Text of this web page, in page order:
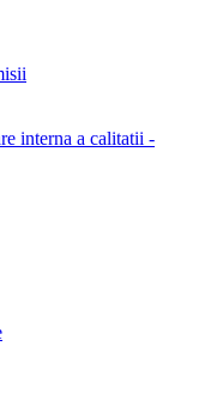
interna a calitatii -